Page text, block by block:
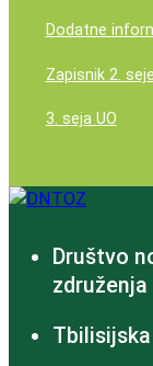
Društvo
Dodatne
Zapisnik 2.
3. seja UO